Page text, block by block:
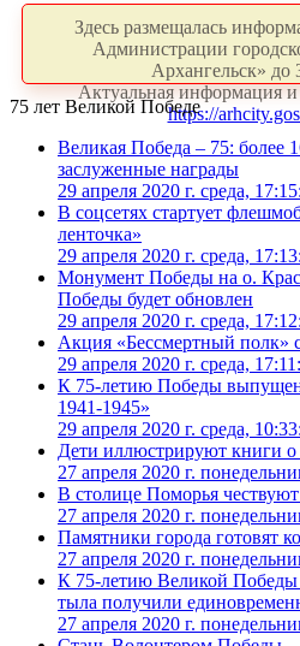
Здесь размещалась
Администрации
Архангельск» до
Актуальная информация и
https://
75 лет Великой Победе
Великая Победа – 75: более
заслуженные награды
29 апреля 2020 г. среда,
В соцсетях стартует
ленточка»
29 апреля 2020 г. среда,
Монумент Победы на о.
Победы будет обновлен
29 апреля 2020 г. среда,
Акция «Бессмертный полк»
29 апреля 2020 г. среда,
К 75-летию Победы
1941-1945»
29 апреля 2020 г. среда,
Дети иллюстрируют книги о
27 апреля 2020 г.
В столице Поморья
27 апреля 2020 г.
Памятники города готовят
27 апреля 2020 г.
К 75-летию Великой Победы
тыла получили
27 апреля 2020 г.